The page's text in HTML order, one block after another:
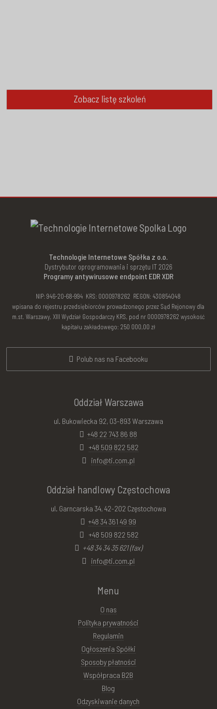
Zobacz listę szkoleń
Technologie Internetowe Spółka z o.o.
Dystrybutor oprogramowania i sprzętu IT 2026
Programy antywirusowe endpoint EDR XDR
NIP: 946-20-68-994 KRS: 0000978262 REGON: 430854048
wpisana do rejestru przedsiębiorców prowadzonego przez Sąd Rejonowy dla
m.st. Warszawy, XIII Wydział Gospodarczy KRS, pod nr 0000978262 wysokość
kapitału zakładowego: 250 000,00 zł
Polub nas na Facebooku
Oddział Warszawa
ul. Bukowiecka 92, 03-893 Warszawa
+48 22 743 86 88
+48 509 822 582
info@ti.com.pl
Oddział handlowy Częstochowa
ul. Garncarska 34, 42-202 Częstochowa
+48 34 361 49 99
+48 509 822 582
+48 34 34 35 621 (fax)
info@ti.com.pl
Menu
O nas
Polityka prywatności
Regulamin
Ogłoszenia Spółki
Sposoby płatności
Współpraca B2B
Blog
Odzyskiwanie danych